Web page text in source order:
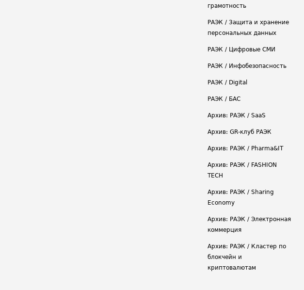
грамотность
РАЭК / Защита и хранение
персональных данных
РАЭК / Цифровые СМИ
РАЭК / Инфобезопасность
РАЭК / Digital
РАЭК / БАС
Архив: РАЭК / SaaS
Архив: GR-клуб РАЭК
Архив: РАЭК / Pharma&IT
Архив: РАЭК / FASHION
TECH
Архив: РАЭК / Sharing
Economy
Архив: РАЭК / Электронная
коммерция
Архив: РАЭК / Кластер по
блокчейн и
криптовалютам